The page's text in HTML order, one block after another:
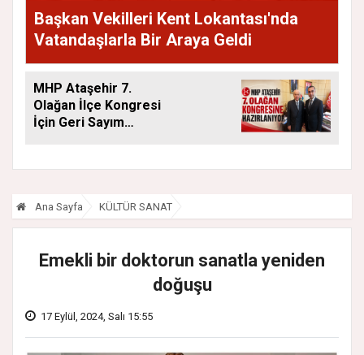
Başkan Vekilleri Kent Lokantası'nda
Vatandaşlarla Bir Araya Geldi
MHP Ataşehir 7.
Olağan İlçe Kongresi
İçin Geri Sayım
Ana Sayfa KÜLTÜR SANAT
Emekli bir doktorun sanatla yeniden
doğuşu
17 Eylül, 2024, Salı 15:55